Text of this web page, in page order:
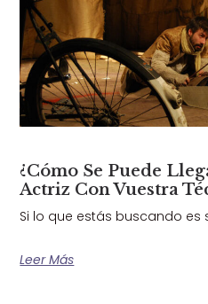
¿Cómo Se Puede
Actriz Con Vuestra
Si lo que estás buscando es
Leer Más